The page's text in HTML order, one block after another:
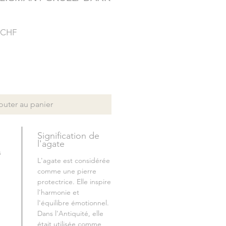
Prix
au panier
Signification de
l'agate
L'agate est considérée
comme une pierre
protectrice. Elle inspire
l'harmonie et
l'équilibre émotionnel.
Dans l'Antiquité, elle
était utilisée comme